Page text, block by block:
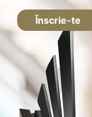
Înscrie-te